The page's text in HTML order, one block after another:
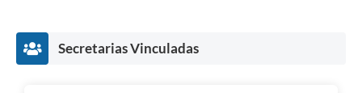
Secretarias Vinculadas